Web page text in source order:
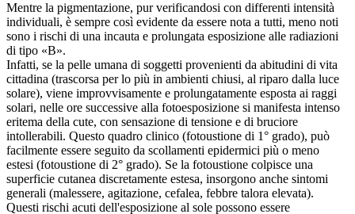
Mentre la pigmentazione, pur verificandosi con differenti intensità
individuali, è sempre così evidente da essere nota a tutti, meno noti
sono i rischi di una incauta e prolungata esposizione alle radiazioni
di tipo «B».
Infatti, se la pelle umana di soggetti provenienti da abitudini di vita
cittadina (trascorsa per lo più in ambienti chiusi, al riparo dalla luce
solare), viene improvvisamente e prolungatamente esposta ai raggi
solari, nelle ore successive alla fotoesposizione si manifesta intenso
eritema della cute, con sensazione di tensione e di bruciore
intollerabili. Questo quadro clinico (fotoustione di 1° grado), può
facilmente essere seguito da scollamenti epidermici più o meno
estesi (fotoustione di 2° grado). Se la fotoustione colpisce una
superficie cutanea discretamente estesa, insorgono anche sintomi
generali (malessere, agitazione, cefalea, febbre talora elevata).
Questi rischi acuti dell'esposizione al sole possono essere